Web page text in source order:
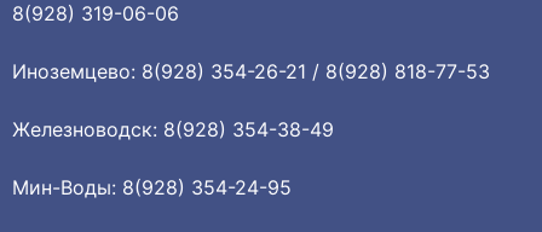
8(928) 319-06-06
Иноземцево: 8(928) 354-26-21 / 8(928) 818-77-53
Железноводск: 8(928) 354-38-49
Мин-Воды: 8(928) 354-24-95